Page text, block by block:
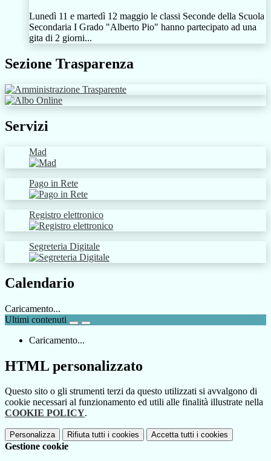
Lunedì 11 e martedì 12 maggio le classi Seconde della Scuola
Secondaria I Grado "Alberto Pio" hanno partecipato ad una
gita di 2 giorni...
Sezione Trasparenza
Servizi
Mad
Pago in Rete
Registro elettronico
Segreteria Digitale
Calendario
Caricamento...
Ultimi contenuti
Caricamento...
HTML personalizzato
Questo sito o gli strumenti terzi da questo utilizzati si avvalgono di
cookie necessari al funzionamento ed utili alle finalità illustrate nella
COOKIE POLICY.
Personalizza Rifiuta tutti i cookies Accetta tutti i cookies
Gestione cookie